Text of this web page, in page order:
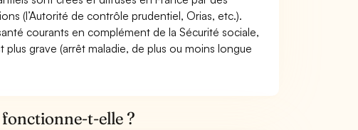
(l’Autorité de contrôle prudentiel, Orias, etc.).
courants en complément de la Sécurité sociale,
grave (arrêt maladie, de plus ou moins longue
fonctionne-t-elle ?